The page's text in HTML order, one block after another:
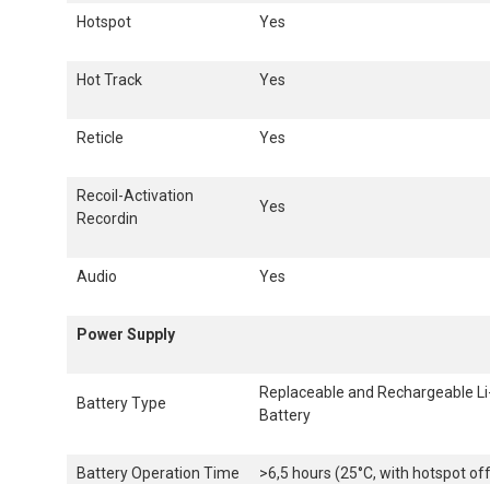
Hotspot Yes
Hot Track Yes
Reticle Yes
Recoil-Activation
Recordin
Yes
Audio Yes
Power Supply
Battery Type
Replaceable and Rechargeable
Battery
Battery Operation Time >6,5 hours (25°C, with hotspot